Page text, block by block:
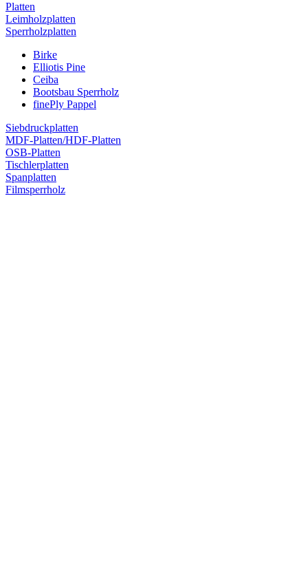
Platten
Leimholzplatten
Sperrholzplatten
Birke
Elliotis Pine
Ceiba
Bootsbau Sperrholz
finePly Pappel
Siebdruckplatten
MDF-Platten/HDF-Platten
OSB-Platten
Tischlerplatten
Spanplatten
Filmsperrholz